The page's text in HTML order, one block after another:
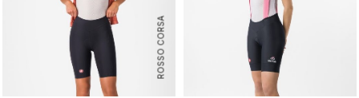
ROSSO CORSA